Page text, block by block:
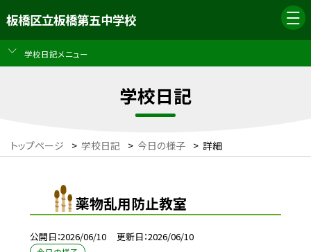
板橋区立板橋第五中学校
学校日記メニュー
学校日記
トップページ > 学校日記 > 今日の様子 > 詳細
薬物乱用防止教室
公開日 2026/06/10 更新日 2026/06/10